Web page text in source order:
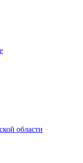
области